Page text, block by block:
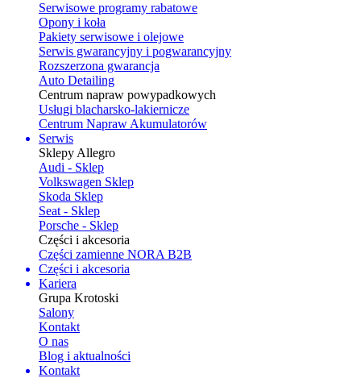
Serwisowe programy rabatowe
Opony i koła
Pakiety serwisowe i olejowe
Serwis gwarancyjny i pogwarancyjny
Rozszerzona gwarancja
Auto Detailing
Centrum napraw powypadkowych
Usługi blacharsko-lakiernicze
Centrum Napraw Akumulatorów
Serwis
Sklepy Allegro
Audi - Sklep
Volkswagen Sklep
Skoda Sklep
Seat - Sklep
Porsche - Sklep
Części i akcesoria
Części zamienne NORA B2B
Części i akcesoria
Kariera
Grupa Krotoski
Salony
Kontakt
O nas
Blog i aktualności
Kontakt